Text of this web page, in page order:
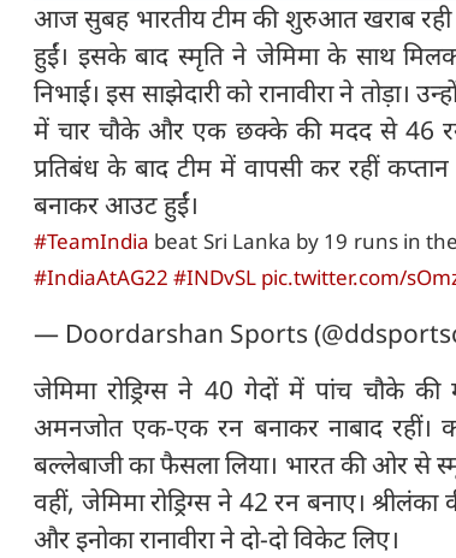
आज सुबह भारतीय टीम की शुरुआत खराब रही
हुईं। इसके बाद स्मृति ने जेमिमा के साथ
निभाई। इस साझेदारी को रानावीरा ने तोड़ा।
में चार चौके और एक छक्के की मदद से 46 रन
प्रतिबंध के बाद टीम में वापसी कर रहीं कप्तान
बनाकर आउट हुईं।
#TeamIndia beat Sri Lanka by 19 runs in
#IndiaAtAG22 #INDvSL pic.twitter.com/
— Doordarshan Sports
जेमिमा रोड्रिग्स ने 40 गेदों में पांच चौके
अमनजोत एक-एक रन बनाकर नाबाद रहीं।
बल्लेबाजी का फैसला लिया। भारत की ओर से
वहीं, जेमिमा रोड्रिग्स ने 42 रन बनाए।
और इनोका रानावीरा ने दो-दो विकेट लिए।